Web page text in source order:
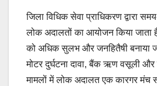
जिला विधिक सेवा प्राधिकरण द्वारा
लोक अदालतों का आयोजन किया जाता
को अधिक सुलभ और जनहितैषी बनाया
मोटर दुर्घटना दावा, बैंक ऋण वसूली और
मामलों में लोक अदालत एक कारगर मंच